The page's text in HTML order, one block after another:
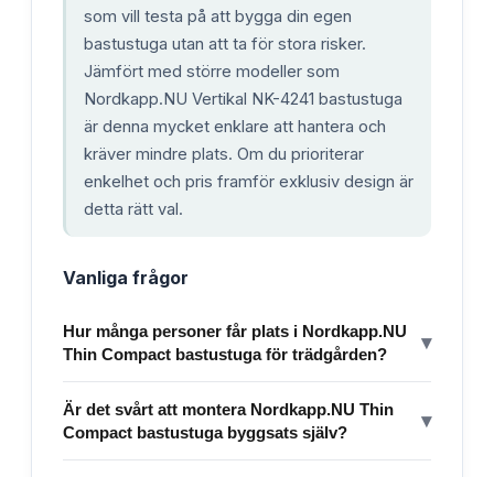
som vill testa på att bygga din egen
bastustuga utan att ta för stora risker.
Jämfört med större modeller som
Nordkapp.NU Vertikal NK-4241 bastustuga
är denna mycket enklare att hantera och
kräver mindre plats. Om du prioriterar
enkelhet och pris framför exklusiv design är
detta rätt val.
Vanliga frågor
Hur många personer får plats i Nordkapp.NU
Thin Compact bastustuga för trädgården?
▾
Är det svårt att montera Nordkapp.NU Thin
Compact bastustuga byggsats själv?
▾